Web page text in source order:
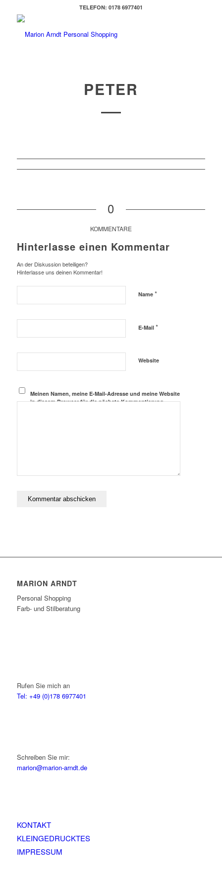
TELEFON: 0178 6977401
PETER
0
KOMMENTARE
Hinterlasse einen Kommentar
An der Diskussion beteiligen?
Hinterlasse uns deinen Kommentar!
Name *
E-Mail *
Website
Meinen Namen, meine E-Mail-Adresse und meine Website
in diesem Browser für die nächste Kommentierung
MARION ARNDT
Personal Shopping
Farb- und Stilberatung
Rufen Sie mich an
Tel: +49 (0)178 6977401
Schreiben Sie mir:
marion@marion-arndt.de
KONTAKT
KLEINGEDRUCKTES
IMPRESSUM